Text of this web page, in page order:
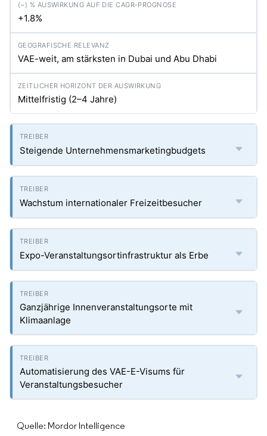
+1.8%
VAE-weit, am stärksten in Dubai und Abu Dhabi
Mittelfristig (2–4 Jahre)
Steigende Unternehmensmarketingbudgets
Wachstum internationaler Freizeitbesucher
Expo-Veranstaltungsortinfrastruktur als Erbe
Ganzjährige Innenveranstaltungsorte mit
Klimaanlage
Automatisierung des VAE-E-Visums für
Veranstaltungsbesucher
Quelle: Mordor Intelligence